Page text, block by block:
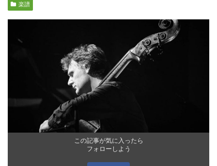
楽譜
この記事が気に入ったら
フォローしよう